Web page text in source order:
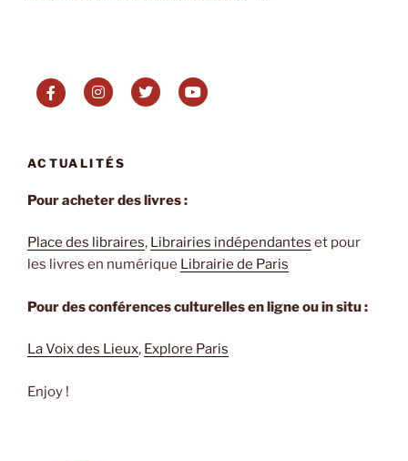
ACTUALITÉS
Pour acheter des livres :
Place des libraires, Librairies indépendantes et pour
les livres en numérique Librairie de Paris
Pour des conférences culturelles en ligne ou in situ :
La Voix des Lieux, Explore Paris
Enjoy !